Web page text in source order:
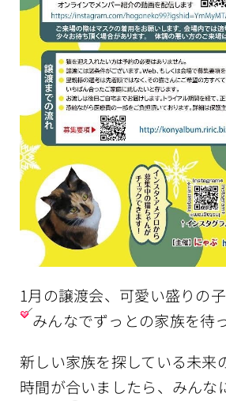
1月の譲渡会、可愛い盛りの
みんなでずっとの家族を待
新しい家族を探している未来
時間が合いましたら、みんな